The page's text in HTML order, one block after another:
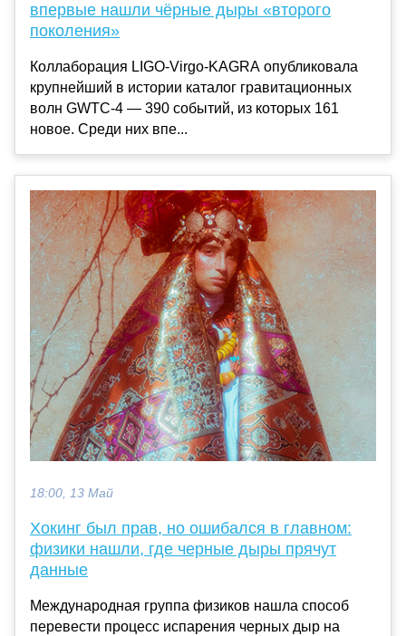
впервые нашли чёрные дыры «второго
поколения»
Коллаборация LIGO-Virgo-KAGRA опубликовала
крупнейший в истории каталог гравитационных
волн GWTC-4 — 390 событий, из которых 161
новое. Среди них впе...
18:00, 13 Май
Хокинг был прав, но ошибался в главном:
физики нашли, где черные дыры прячут
данные
Международная группа физиков нашла способ
перевести процесс испарения черных дыр на